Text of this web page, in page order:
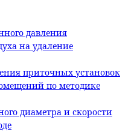
давления
на удаление
приточных установок
по методике
диаметра и скорости